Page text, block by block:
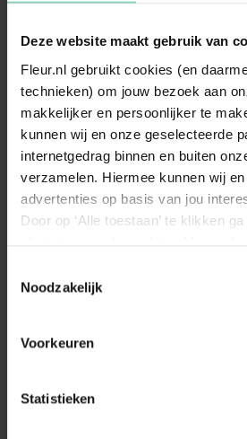
Deze website maakt gebruik van
Fleur.nl gebruikt cookies (en
technieken) om jouw bezoek aan
makkelijker en persoonlijker te
kunnen wij en onze geselecteerde
internetgedrag binnen en buiten
verzamelen. Hiermee kunnen wij
advertenties op basis van jou
Door op ‘Alle toestaan’ te klikken
decookieverklaring op onze
Noodzakelijk
Voorkeuren
Statistieken
Standplaats Halfschaduw,
Standplaats
omschrijving
De bosrank
lichte, zonnige
halfschaduw
maar zet hem
dan minder
omschrijving
bewater je de
periodes en